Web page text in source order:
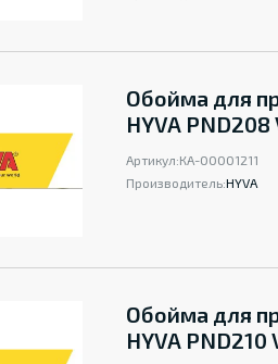
Обойма для
HYVA PND208
Артикул:КА-00001211
Производитель:HYVA
Обойма для
HYVA PND210